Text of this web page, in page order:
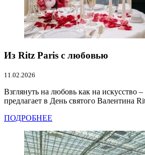
Из Ritz Paris с любовью
11.02.2026
Взглянуть на любовь как на искусство
предлагает в День святого Валентина
ПОДРОБНЕЕ